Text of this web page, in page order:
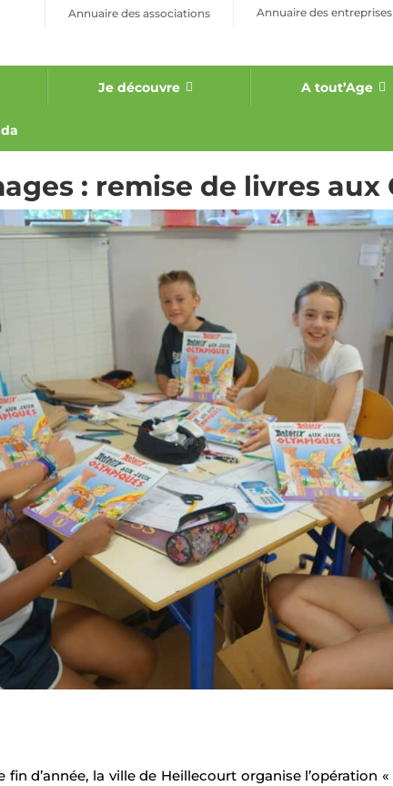
Annuaire des associations Annuaire des entreprises
Je découvre A tout’Age
: remise de livres aux
fin d’année, la ville de Heillecourt organise l’opération